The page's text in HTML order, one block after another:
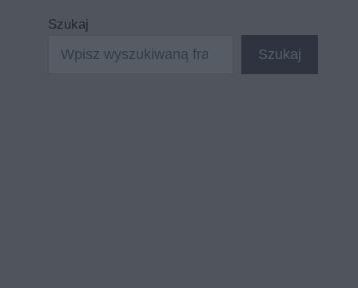
Szukaj
Szukaj